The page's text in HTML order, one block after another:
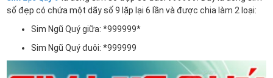
số đẹp có chứa một dãy số 9 lặp lại 6 lần và được chia làm 2 loại:
Sim Ngũ Quý giữa: *999999*
Sim Ngũ Quý đuôi: *999999